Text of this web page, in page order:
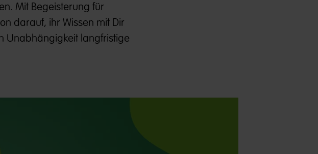
Mit Begeisterung für
darauf, ihr Wissen mit Dir
Unabhängigkeit langfristige